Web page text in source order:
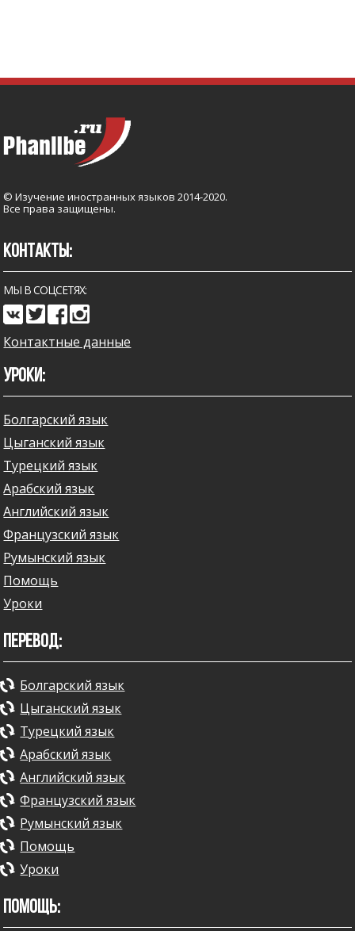
© Изучение иностранных языков 2014-2020.
Все права защищены.
УРОКИ:
Болгарский язык
Цыганский язык
Турецкий язык
Арабский язык
Английский язык
Французский язык
Румынский язык
Помощь
Уроки
ПЕРЕВОД:
Болгарский язык
Цыганский язык
Турецкий язык
Арабский язык
Английский язык
Французский язык
Румынский язык
Помощь
Уроки
ПОМОЩЬ:
КОНТАКТЫ:
МЫ В СОЦСЕТЯХ:
Контактные данные